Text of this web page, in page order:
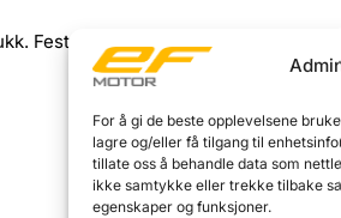
For å gi de beste opplevelsene
lagre og/eller få tilgang til
tillate oss å behandle data som
ikke samtykke eller trekke tilbake
egenskaper og funksjoner.
Festes med to skruer i stålplaten.